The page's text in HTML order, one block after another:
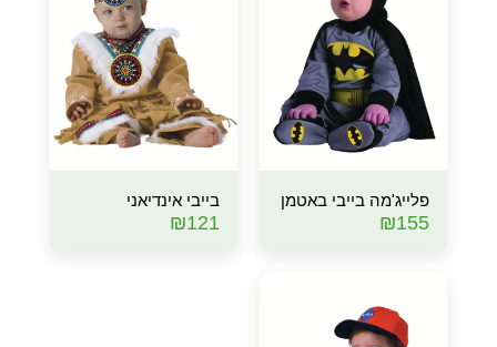
פלייג'מה בייבי באטמן
₪155
בייבי אינדיאני
₪121